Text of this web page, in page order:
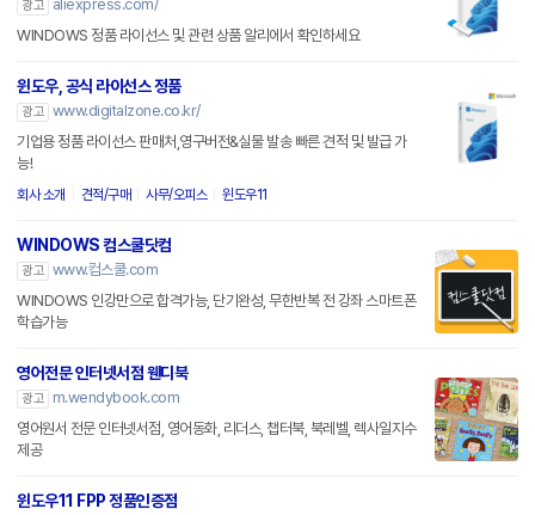
광고
aliexpress.com/
WINDOWS 정품 라이선스 및 관련 상품 알리에서 확인하세요
윈도우, 공식 라이선스 정품
광고 www.digitalzone.co.kr/
기업용 정품 라이선스 판매처,영구버전&실물 발송 빠른 견적 및 발급 가
능!
회사 소개 견적/구매 사무/오피스 윈도우11
WINDOWS 컴스쿨닷컴
광고 www.컴스쿨.com
WINDOWS 인강만으로 합격가능, 단기완성, 무한반복 전 강좌 스마트폰
학습가능
영어전문 인터넷서점 웬디북
광고
m.wendybook.com
영어원서 전문 인터넷서점, 영어동화, 리더스, 챕터북, 북레벨, 렉사일지수
제공
윈도우11 FPP 정품인증점